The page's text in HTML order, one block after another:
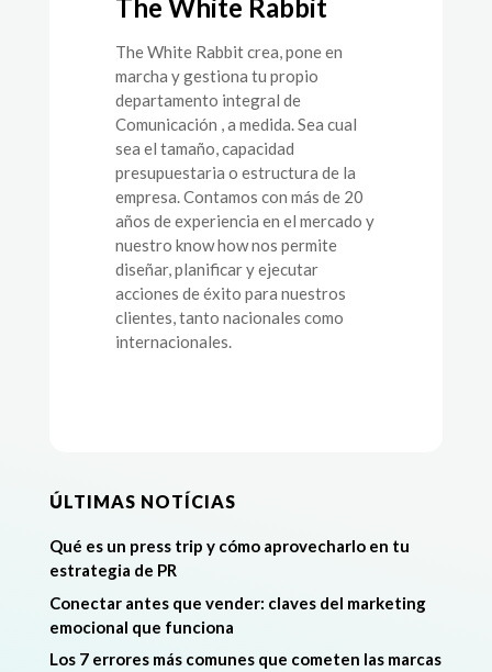
The White Rabbit
The White Rabbit crea, pone en
marcha y gestiona tu propio
departamento integral de
Comunicación , a medida. Sea cual
sea el tamaño, capacidad
presupuestaria o estructura de la
empresa. Contamos con más de 20
años de experiencia en el mercado y
nuestro know how nos permite
diseñar, planificar y ejecutar
acciones de éxito para nuestros
clientes, tanto nacionales como
internacionales.
ÚLTIMAS NOTÍCIAS
Qué es un press trip y cómo aprovecharlo en tu
estrategia de PR
Conectar antes que vender: claves del marketing
emocional que funciona
Los 7 errores más comunes que cometen las marcas